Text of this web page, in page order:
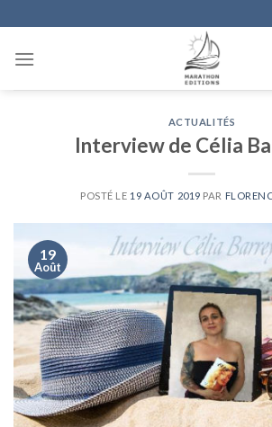
to
content
ACTUALITÉS
Interview de Célia
POSTÉ LE 19 AOÛT 2019 PAR
19
Août